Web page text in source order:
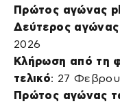
Πρώτος αγώνας
Δεύτερος
2026
Κλήρωση από τη
τελικό: 27
Πρώτος αγώνας